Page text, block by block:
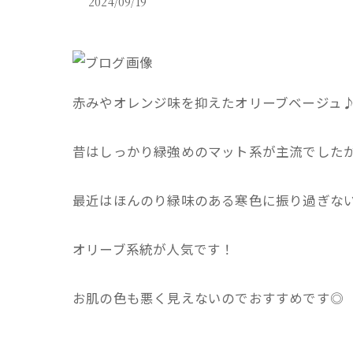
赤みやオレンジ味を抑えたオリーブベージュ♪
昔はしっかり緑強めのマット系が主流でした
最近はほんのり緑味のある寒色に振り過ぎな
オリーブ系統が人気です！
お肌の色も悪く見えないのでおすすめです◎